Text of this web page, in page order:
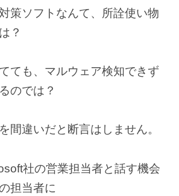
策ソフトなんて、所詮使い物
？
ても、マルウェア検知できず
のでは？
間違いだと断言はしません。
社の営業担当者と話す機会
担当者に